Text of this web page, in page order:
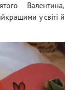
Валентина,
у світі й